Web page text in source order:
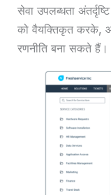
सेवा उपलब्धता
को वैयक्तिकृत करके,
रणनीति बना सकते हैं।